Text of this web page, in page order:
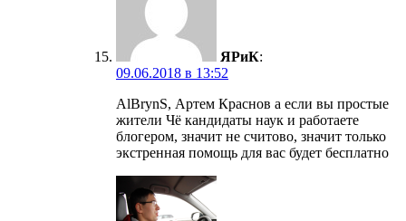
ЯРиК:
09.06.2018 в 13:52
AlBrynS, Артем Краснов а если вы простые
жители Чё кандидаты наук и работаете
блогером, значит не считово, значит только
экстренная помощь для вас будет бесплатно